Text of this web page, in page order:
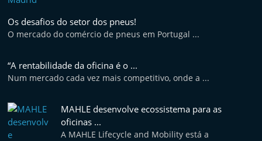
m
P
r
t
g
a
Os desafios do setor dos pneus!
O mercado do comércio de pneus em Portugal ...
“A rentabilidade da oficina é o ...
Num mercado cada vez mais competitivo, onde a ...
MAHLE desenvolve ecossistema para as
oficinas ...
A MAHLE Lifecycle and Mobility está a